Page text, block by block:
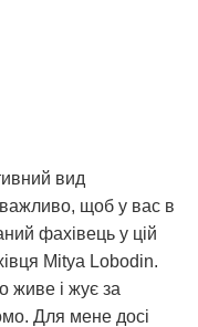
вид
важливо, щоб у вас в
фахівець у цій
Mitya Lobodin.
живе і жує за
Для мене досі